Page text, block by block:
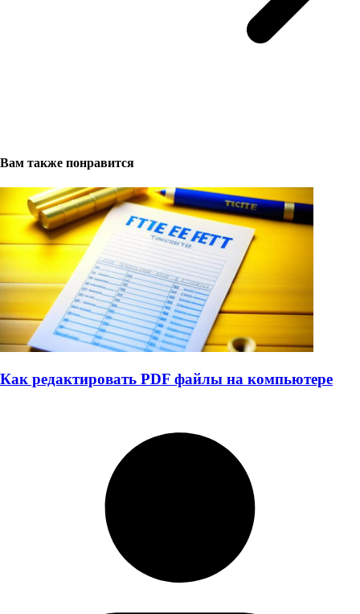
Вам также понравится
Как редактировать PDF файлы на компьютере